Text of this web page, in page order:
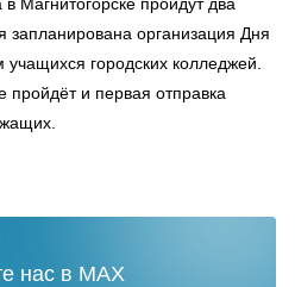
запланирована организация Дня
городских колледжей.
пройдёт и первая отправка
нас в MAX